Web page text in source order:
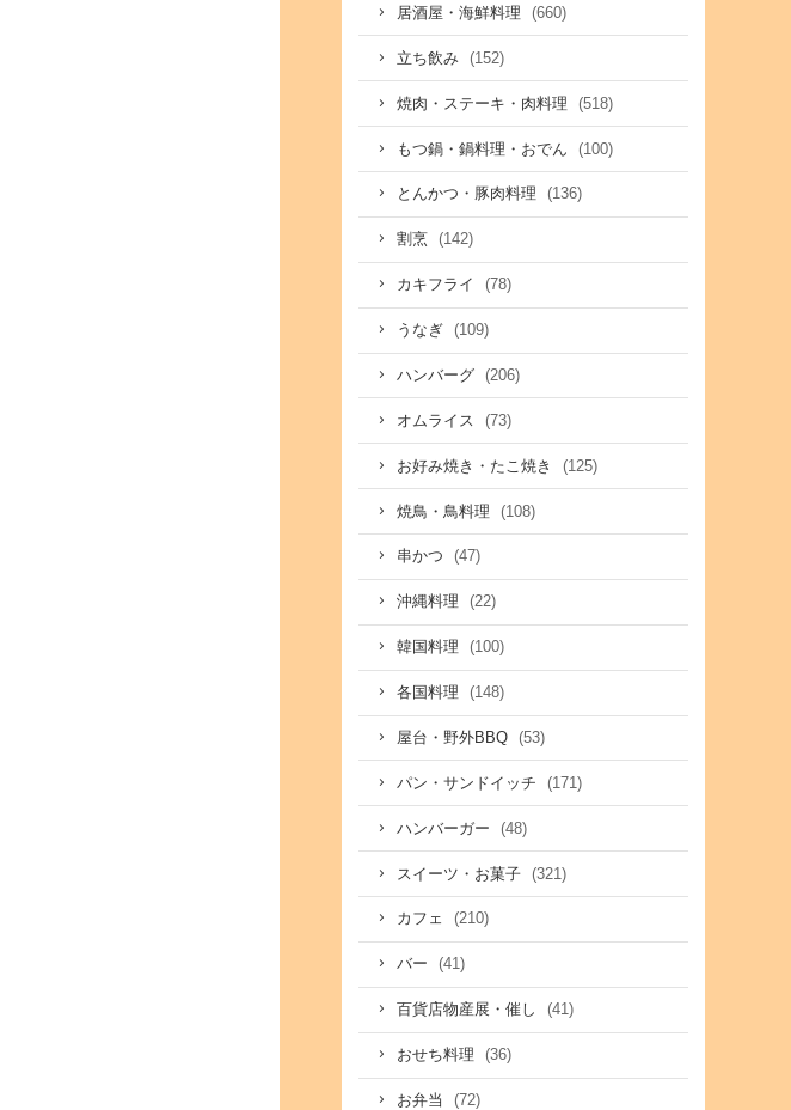
居酒屋・海鮮料理 (660)
立ち飲み (152)
焼肉・ステーキ・肉料理 (518)
もつ鍋・鍋料理・おでん (100)
とんかつ・豚肉料理 (136)
割烹 (142)
カキフライ (78)
うなぎ (109)
ハンバーグ (206)
オムライス (73)
お好み焼き・たこ焼き (125)
焼鳥・鳥料理 (108)
串かつ (47)
沖縄料理 (22)
韓国料理 (100)
各国料理 (148)
屋台・野外BBQ (53)
パン・サンドイッチ (171)
ハンバーガー (48)
スイーツ・お菓子 (321)
カフェ (210)
バー (41)
百貨店物産展・催し (41)
おせち料理 (36)
お弁当 (72)